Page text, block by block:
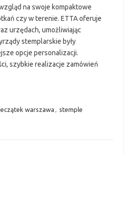
na swoje kompaktowe
czy w terenie. ETTA oferuje
urzędach, umożliwiając
stemplarskie były
opcje personalizacji.
szybkie realizacje zamówień
warszawa , stemple